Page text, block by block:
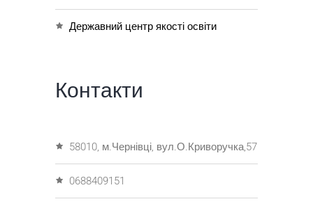
Державний центр якості освіти
Контакти
58010, м.Чернівці, вул.О.Криворучка,57
0688409151